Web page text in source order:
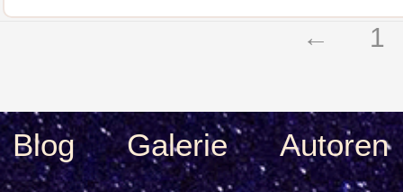
← 1
Blog Galerie
Autoren